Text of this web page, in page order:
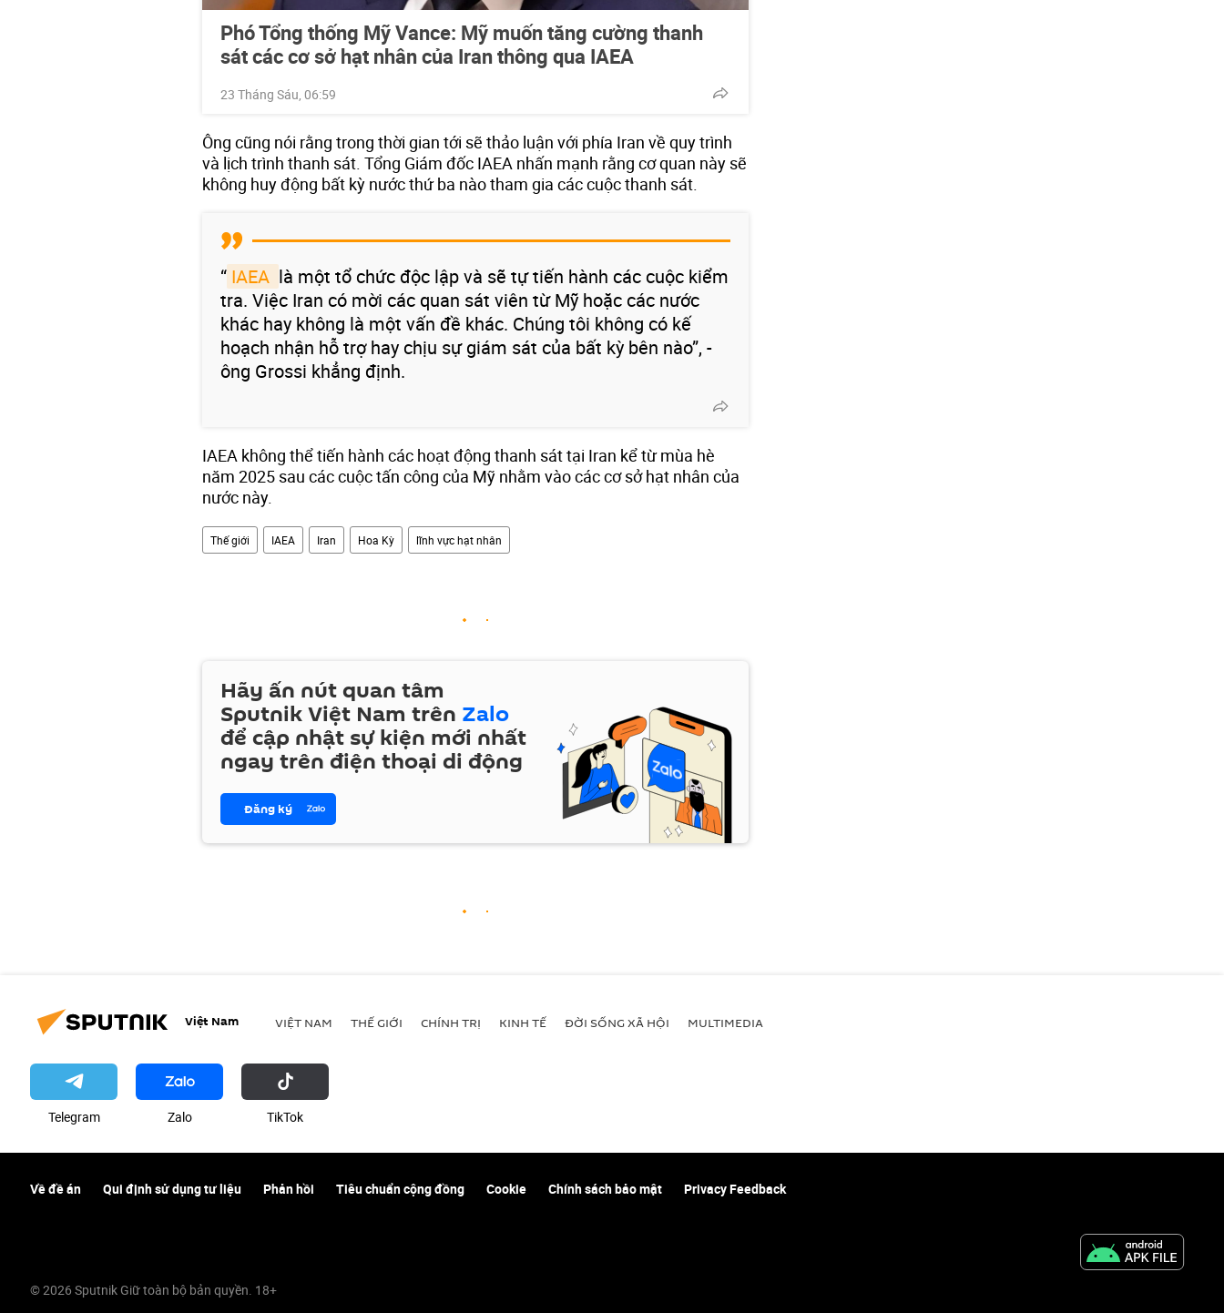
Phó Tổng thống Mỹ Vance: Mỹ muốn tăng cường thanh
sát các cơ sở hạt nhân của Iran thông qua IAEA
23 Tháng Sáu, 06:59
Ông cũng nói rằng trong thời gian tới sẽ thảo luận với phía Iran về quy trình
và lịch trình thanh sát. Tổng Giám đốc IAEA nhấn mạnh rằng cơ quan này sẽ
không huy động bất kỳ nước thứ ba nào tham gia các cuộc thanh sát.
“ IAEA là một tổ chức độc lập và sẽ tự tiến hành các cuộc kiểm
tra. Việc Iran có mời các quan sát viên từ Mỹ hoặc các nước
khác hay không là một vấn đề khác. Chúng tôi không có kế
hoạch nhận hỗ trợ hay chịu sự giám sát của bất kỳ bên nào”, -
ông Grossi khẳng định.
IAEA không thể tiến hành các hoạt động thanh sát tại Iran kể từ mùa hè
năm 2025 sau các cuộc tấn công của Mỹ nhằm vào các cơ sở hạt nhân của
nước này.
Thế giới IAEA Iran Hoa Kỳ lĩnh vực hạt nhân
Hãy ấn nút quan tâm
Sputnik Việt Nam trên Zalo
để cập nhật sự kiện mới nhất
ngay trên điện thoại di động
Đăng ký
Việt Nam VIỆT NAM THẾ GIỚI CHÍNH TRỊ KINH TẾ ĐỜI SỐNG XÃ HỘI MULTIMEDIA
Telegram Zalo ТikТоk
Về đề án Qui định sử dụng tư liệu Phản hồi Tiêu chuẩn cộng đồng Cookie Chính sách bảo mật Privacy Feedback
© 2026 Sputnik Giữ toàn bộ bản quyền. 18+